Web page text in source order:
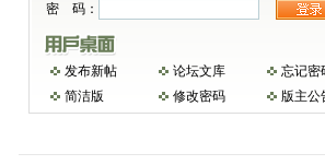
密 码：
发布新帖 论坛文库
忘记密
简洁版
修改密码 版主公